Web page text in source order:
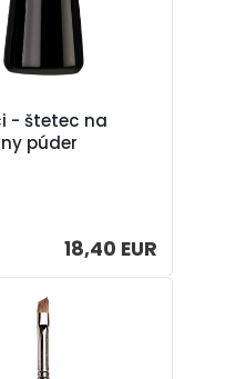
- štetec na
púder
18,40 EUR